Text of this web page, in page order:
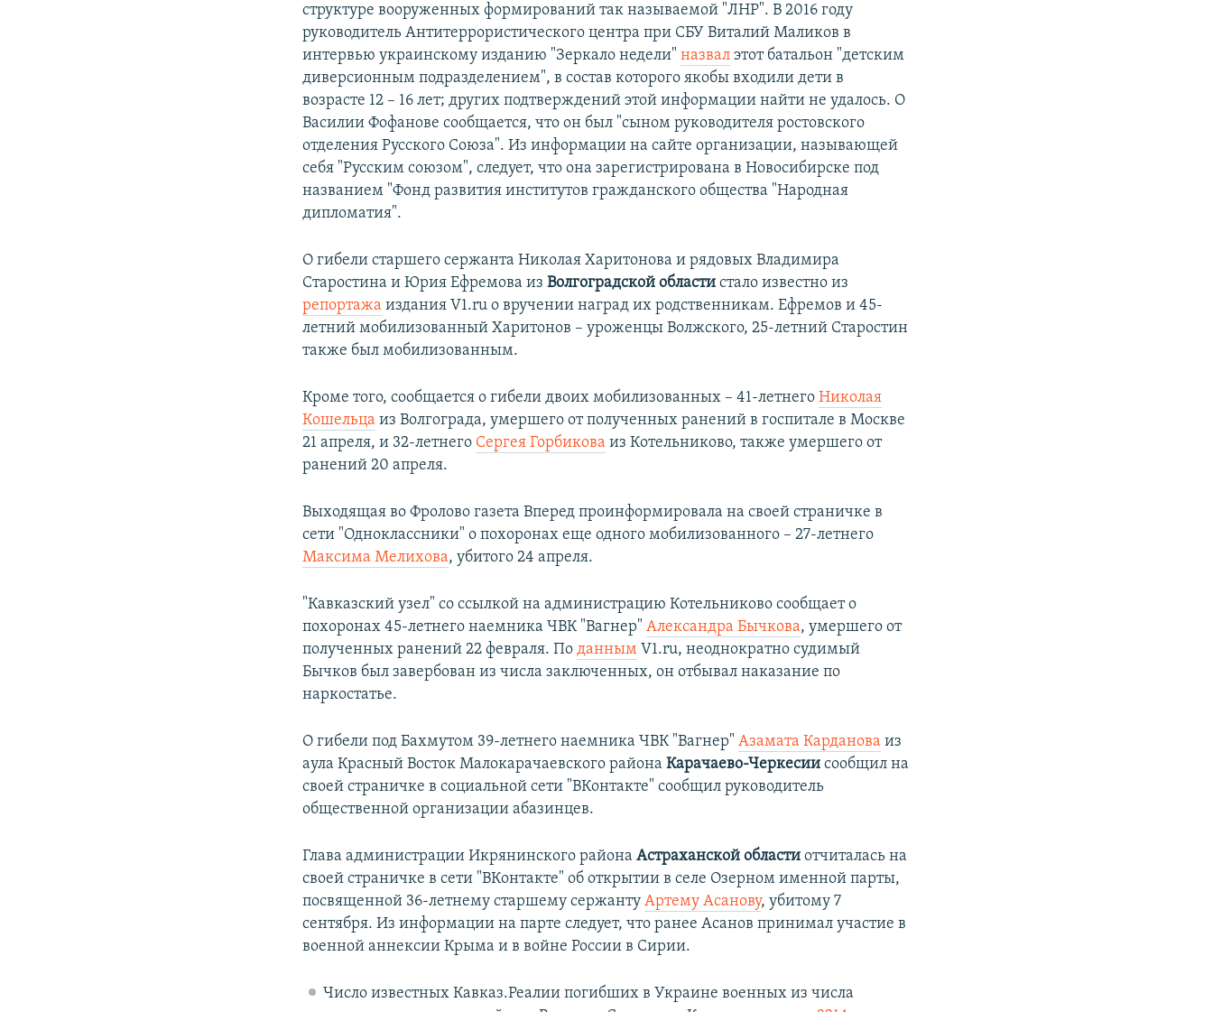
структуре вооруженных формирований так называемой "ЛНР". В 2016 году
руководитель Антитеррористического центра при СБУ Виталий Маликов в
интервью украинскому изданию "Зеркало недели"назвал этот батальон "детским
диверсионным подразделением", в состав которого якобы входили дети в
возрасте 12 – 16 лет; других подтверждений этой информации найти не удалось. О
Василии Фофанове сообщается, что он был "сыном руководителя ростовского
отделения Русского Союза". Из информации на сайте организации, называющей
себя "Русским союзом", следует, что она зарегистрирована в Новосибирске под
названием "Фонд развития институтов гражданского общества "Народная
дипломатия".
О гибели старшего сержанта Николая Харитонова и рядовых Владимира
Старостина и Юрия Ефремова изВолгоградской области стало известно из
репортажа издания V1.ru о вручении наград их родственникам. Ефремов и 45-
летний мобилизованный Харитонов – уроженцы Волжского, 25-летний Старостин
также был мобилизованным.
Кроме того, сообщается о гибели двоих мобилизованных – 41-летнегоНиколая
Кошельца из Волгограда, умершего от полученных ранений в госпитале в Москве
21 апреля, и 32-летнего Сергея Горбикова из Котельниково, также умершего от
ранений 20 апреля.
Выходящая во Фролово газета Вперед проинформировала на своей страничке в
сети "Одноклассники" о похоронах еще одного мобилизованного – 27-летнего
Максима Мелихова, убитого 24 апреля.
"Кавказский узел" со ссылкой на администрацию Котельниково сообщает о
похоронах 45-летнего наемника ЧВК "Вагнер"Александра Бычкова, умершего от
полученных ранений 22 февраля. Поданным V1.ru, неоднократно судимый
Бычков был завербован из числа заключенных, он отбывал наказание по
наркостатье.
О гибели под Бахмутом 39-летнего наемника ЧВК "Вагнер"Азамата Карданова из
аула Красный Восток Малокарачаевского районаКарачаево-Черкесии сообщил на
своей страничке в социальной сети "ВКонтакте" сообщил руководитель
общественной организации абазинцев.
Глава администрации Икрянинского районаАстраханской области отчиталась на
своей страничке в сети "ВКонтакте" об открытии в селе Озерном именной парты,
посвященной 36-летнему старшему сержантуАртему Асанову, убитому 7
сентября. Из информации на парте следует, что ранее Асанов принимал участие в
военной аннексии Крыма и в войне России в Сирии.
Число известных Кавказ.Реалии погибших в Украине военных из числа